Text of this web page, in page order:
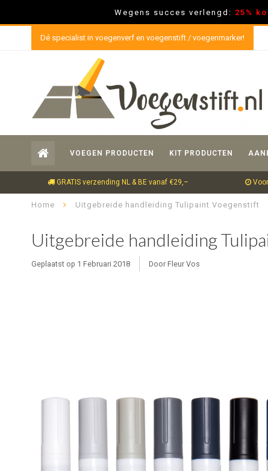
Wegens succes verlengd: 25%
Dé specialist in voegenverf en voegenstift / voegenmarker!
VOEGEN PRODUCTEN KIT PRODUCTEN
GRATIS verzending NL & BE vanaf €29,–
Home Uitgebreide handleiding Tulipaint Voegenstift
Uitgebreide handleiding
Geplaatst op 1 Februari 2018 Door Fleur Vos